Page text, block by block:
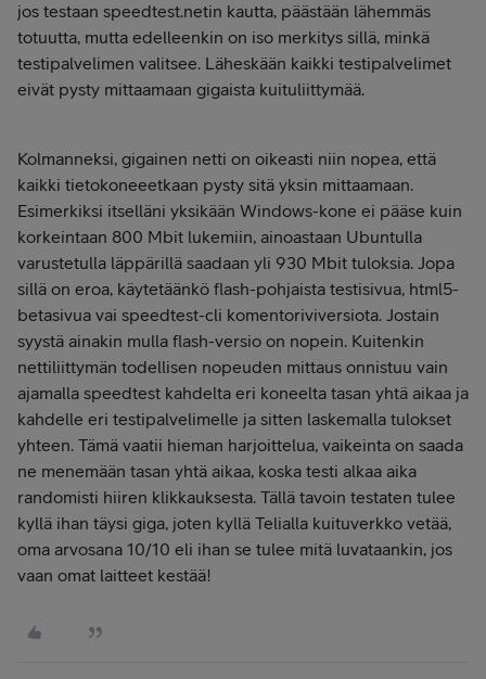
jos testaan speedtest.netin kautta, päästään lähemmäs
totuutta, mutta edelleenkin on iso merkitys sillä, minkä
testipalvelimen valitsee. Läheskään kaikki testipalvelimet
eivät pysty mittaamaan gigaista kuituliittymää.
Kolmanneksi, gigainen netti on oikeasti niin nopea, että
kaikki tietokoneeetkaan pysty sitä yksin mittaamaan.
Esimerkiksi itselläni yksikään Windows-kone ei pääse kuin
korkeintaan 800 Mbit lukemiin, ainoastaan Ubuntulla
varustetulla läppärillä saadaan yli 930 Mbit tuloksia. Jopa
sillä on eroa, käytetäänkö flash-pohjaista testisivua, html5-
betasivua vai speedtest-cli komentoriviversiota. Jostain
syystä ainakin mulla flash-versio on nopein. Kuitenkin
nettiliittymän todellisen nopeuden mittaus onnistuu vain
ajamalla speedtest kahdelta eri koneelta tasan yhtä aikaa ja
kahdelle eri testipalvelimelle ja sitten laskemalla tulokset
yhteen. Tämä vaatii hieman harjoittelua, vaikeinta on saada
ne menemään tasan yhtä aikaa, koska testi alkaa aika
randomisti hiiren klikkauksesta. Tällä tavoin testaten tulee
kyllä ihan täysi giga, joten kyllä Telialla kuituverkko vetää,
oma arvosana 10/10 eli ihan se tulee mitä luvataankin, jos
vaan omat laitteet kestää!